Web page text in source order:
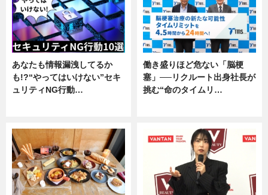
あなたも情報漏洩してるか
も!?“やってはいけない”セキ
ュリティNG行動…
働き盛りほど危ない「脳梗
塞」──リクルート出身社長が
挑む“命のタイムリ…